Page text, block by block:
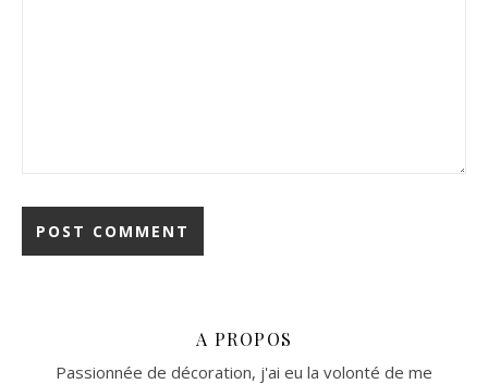
A PROPOS
Passionnée de décoration, j'ai eu la volonté de me